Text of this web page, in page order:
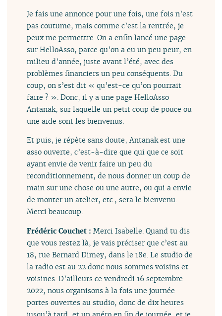
Je fais une annonce pour une fois, une fois n’est
pas coutume, mais comme c’est la rentrée, je
peux me permettre. On a enfin lancé une page
sur HelloAsso, parce qu’on a eu un peu peur, en
milieu d’année, juste avant l’été, avec des
problèmes financiers un peu conséquents. Du
coup, on s’est dit « qu’est-ce qu’on pourrait
faire ? ». Donc, il y a une page HelloAsso
Antanak, sur laquelle un petit coup de pouce ou
une aide sont les bienvenus.
Et puis, je répète sans doute, Antanak est une
asso ouverte, c’est-à-dire que qui que ce soit
ayant envie de venir faire un peu du
reconditionnement, de nous donner un coup de
main sur une chose ou une autre, ou qui a envie
de monter un atelier, etc., sera le bienvenu.
Merci beaucoup.
Frédéric Couchet :Merci Isabelle. Quand tu dis
que vous restez là, je vais préciser que c’est au
18, rue Bernard Dimey, dans le 18e. Le studio de
la radio est au 22 donc nous sommes voisins et
voisines. D’ailleurs ce vendredi 16 septembre
2022, nous organisons à la fois une journée
portes ouvertes au studio, donc de dix heures
jusqu’à tard, et un apéro en fin de journée, et je